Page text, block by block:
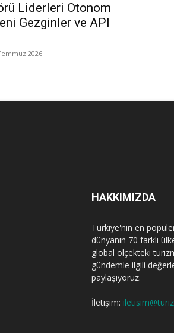
Liderleri Otonom
Gezginler ve API
2026
HAKKIMIZDA
Türkiye'nin en
dünyanın 70 farklı
global ölçekteki
gündemle ilgili
paylaşıyoruz.
İletişim: